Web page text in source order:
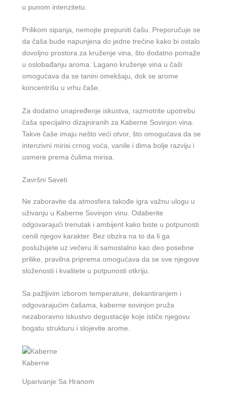
u punom intenzitetu.
Prilikom sipanja, nemojte prepuniti čašu. Preporučuje se
da čaša bude napunjena do jedne trećine kako bi ostalo
dovoljno prostora za kruženje vina, što dodatno pomaže
u oslobađanju aroma. Lagano kruženje vina u čaši
omogućava da se tanini omekšaju, dok se arome
koncentrišu u vrhu čaše.
Za dodatno unapređenje iskustva, razmotrite upotrebu
čaša specijalno dizajniranih za Kaberne Sovinjon vina.
Takve čaše imaju nešto veći otvor, što omogućava da se
intenzivni mirisi crnog voća, vanile i dima bolje razviju i
usmere prema čulima mirisa.
Završni Saveti
Ne zaboravite da atmosfera takođe igra važnu ulogu u
uživanju u Kaberne Sovinjon vinu. Odaberite
odgovarajući trenutak i ambijent kako biste u potpunosti
cenili njegov karakter. Bez obzira na to da li ga
poslužujete uz večeru ili samostalno kao deo posebne
prilike, pravilna priprema omogućava da se sve njegove
složenosti i kvalitete u potpunosti otkriju.
Sa pažljivim izborom temperature, dekantiranjem i
odgovarajućim čašama, kaberne sovinjon pruža
nezaboravno iskustvo degustacije koje ističe njegovu
bogatu strukturu i slojevite arome.
Kaberne
Uparivanje Sa Hranom